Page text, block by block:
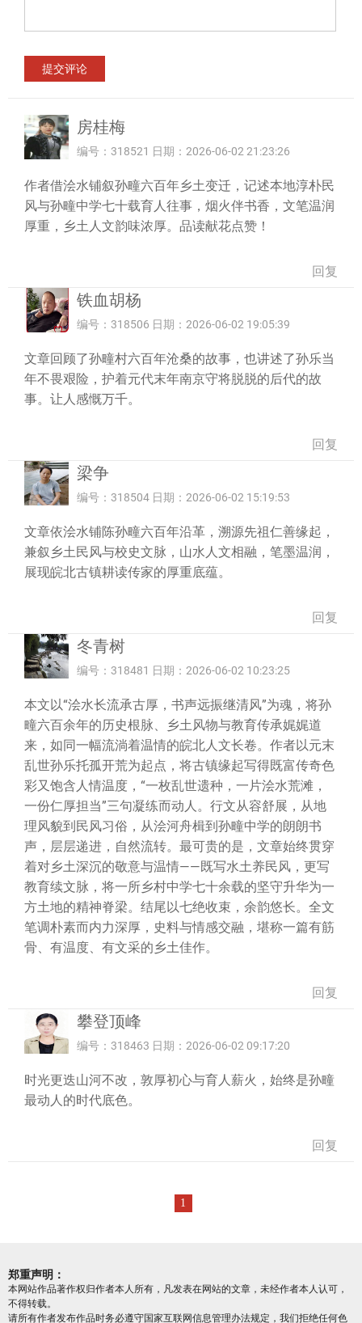
房桂梅
编号：318521 日期：2026-06-02 21:23:26
作者借浍水铺叙孙疃六百年乡土变迁，记述本地淳朴民
风与孙疃中学七十载育人往事，烟火伴书香，文笔温润
厚重，乡土人文韵味浓厚。品读献花点赞！
回复
铁血胡杨
编号：318506 日期：2026-06-02 19:05:39
文章回顾了孙疃村六百年沧桑的故事，也讲述了孙乐当
年不畏艰险，护着元代末年南京守将脱脱的后代的故
事。让人感慨万千。
回复
梁争
编号：318504 日期：2026-06-02 15:19:53
文章依浍水铺陈孙疃六百年沿革，溯源先祖仁善缘起，
兼叙乡土民风与校史文脉，山水人文相融，笔墨温润，
展现皖北古镇耕读传家的厚重底蕴。
回复
冬青树
编号：318481 日期：2026-06-02 10:23:25
本文以“浍水长流承古厚，书声远振继清风”为魂，将孙
疃六百余年的历史根脉、乡土风物与教育传承娓娓道
来，如同一幅流淌着温情的皖北人文长卷。作者以元末
乱世孙乐托孤开荒为起点，将古镇缘起写得既富传奇色
彩又饱含人情温度，“一枚乱世遗种，一片浍水荒滩，
一份仁厚担当”三句凝练而动人。行文从容舒展，从地
理风貌到民风习俗，从浍河舟楫到孙疃中学的朗朗书
声，层层递进，自然流转。最可贵的是，文章始终贯穿
着对乡土深沉的敬意与温情——既写水土养民风，更写
教育续文脉，将一所乡村中学七十余载的坚守升华为一
方土地的精神脊梁。结尾以七绝收束，余韵悠长。全文
笔调朴素而内力深厚，史料与情感交融，堪称一篇有筋
骨、有温度、有文采的乡土佳作。
回复
攀登顶峰
编号：318463 日期：2026-06-02 09:17:20
时光更迭山河不改，敦厚初心与育人薪火，始终是孙疃
最动人的时代底色。
回复
1
郑重声明：
本网站作品著作权归作者本人所有，凡发表在网站的文章，未经作者本人认可，
不得转载。
请所有作者发布作品时务必遵守国家互联网信息管理办法规定，我们拒绝任何色